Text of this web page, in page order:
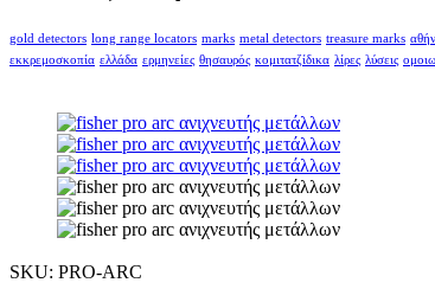
gold detectors long range locators marks metal detectors treasure marks
εκκρεμοσκοπία ελλάδα ερμηνείες θησαυρός κομιτατζίδικα λίρες λύσεις
SKU: PRO-ARC